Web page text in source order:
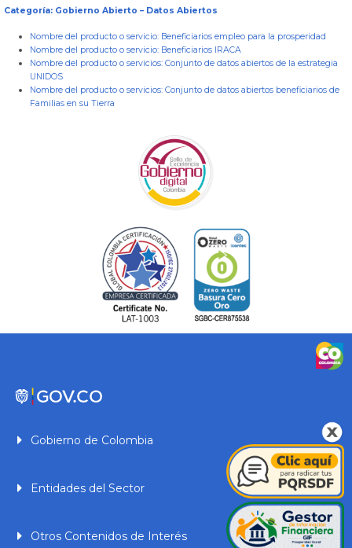
Categoría: Gobierno Abierto – Datos Abiertos
Nombre del producto o servicio: Beneficiarios empleo para la prosperidad
Nombre del producto o servicio: Beneficiarios IRACA
Nombre del producto o servicios: Conjunto de datos abiertos de la estrategia
UNIDOS
Nombre del producto o servicios: Conjunto de datos abiertos beneficiarios de
Familias en su Tierra
Gobierno de Colombia
Entidades del Sector
Otros Contenidos de Interés